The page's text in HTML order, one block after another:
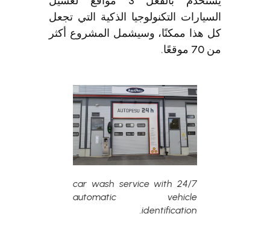
التكنولوجيا الذكية التي تجعل
هذا ممكنًا، وسيشمل المشروع أكثر
24/7 car wash service with
automatic vehicle